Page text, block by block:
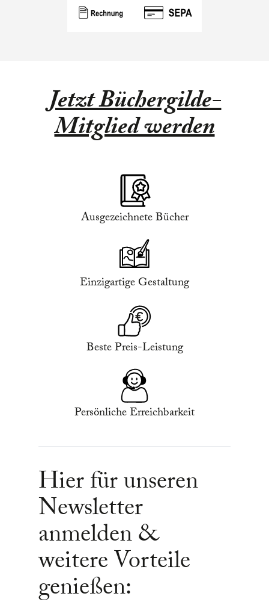
Jetzt Büchergilde-
Mitglied werden
Ausgezeichnete Bücher
Einzigartige Gestaltung
Beste Preis-Leistung
Persönliche Erreichbarkeit
Hier für unseren
Newsletter
anmelden &
weitere Vorteile
genießen: